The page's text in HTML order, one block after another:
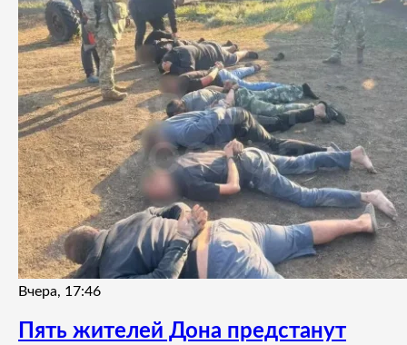
Вчера, 17:46
Пять жителей Дона предстанут